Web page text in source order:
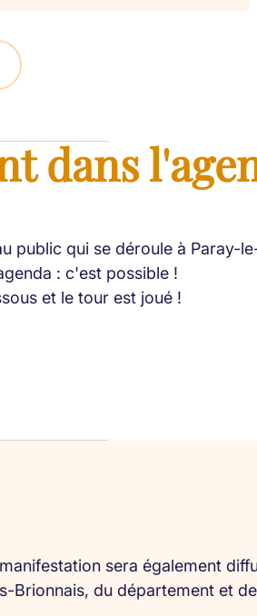
dans
public qui se déroule à Paray-
: c'est possible !
et le tour est joué !
sera également
Brionnais, du département et